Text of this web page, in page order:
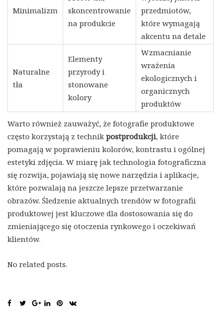
Minimalizm
skoncentrowanie
na produkcie
przedmiotów,
które wymagają
akcentu na detale
Naturalne
tła
Elementy
przyrody i
stonowane
kolory
Wzmacnianie
wrażenia
ekologicznych i
organicznych
produktów
Warto również zauważyć, że fotografie produktowe
często korzystają z technik postprodukcji, które
pomagają w poprawieniu kolorów, kontrastu i ogólnej
estetyki zdjęcia. W miarę jak technologia fotograficzna
się rozwija, pojawiają się nowe narzędzia i aplikacje,
które pozwalają na jeszcze lepsze przetwarzanie
obrazów. Śledzenie aktualnych trendów w fotografii
produktowej jest kluczowe dla dostosowania się do
zmieniającego się otoczenia rynkowego i oczekiwań
klientów.
No related posts.